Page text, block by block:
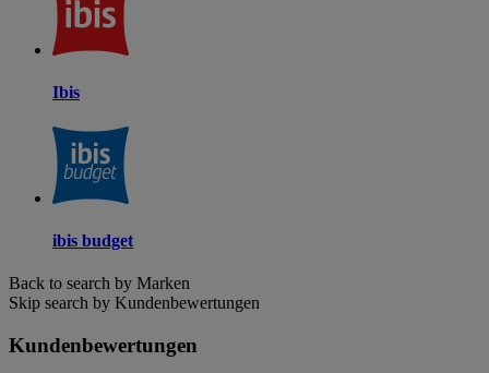
Ibis
ibis budget
Back to search by Marken
Skip search by Kundenbewertungen
Kundenbewertungen